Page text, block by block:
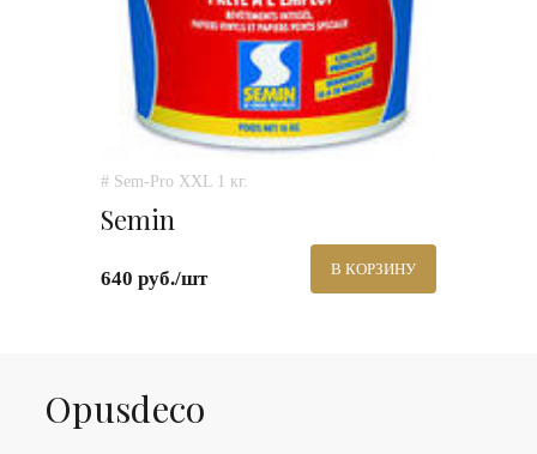
# Sem-Pro XXL 1 кг.
Semin
640 руб./шт В КОРЗИНУ
Оpusdeco